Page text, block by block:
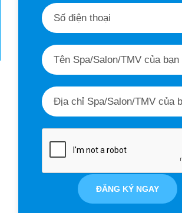
ĐĂNG KÝ NGAY